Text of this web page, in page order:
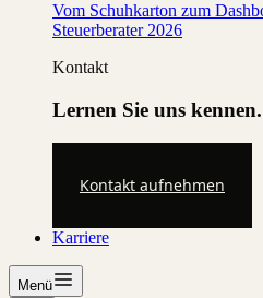
Vom Schuhkarton zum
Steuerberater 2026
Kontakt
Lernen Sie uns kennen.
Kontakt aufnehmen
Karriere
Menü